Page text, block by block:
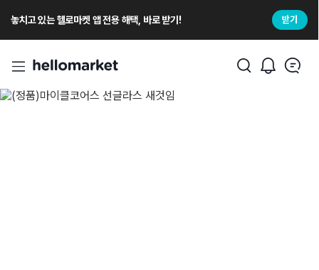
놓치고 있는 헬로마켓 앱 전용 해택, 바로 받기! 받기